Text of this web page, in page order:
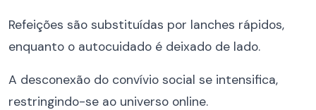
Refeições são substituídas por lanches rápidos,
enquanto o autocuidado é deixado de lado.
A desconexão do convívio social se intensifica,
restringindo-se ao universo online.